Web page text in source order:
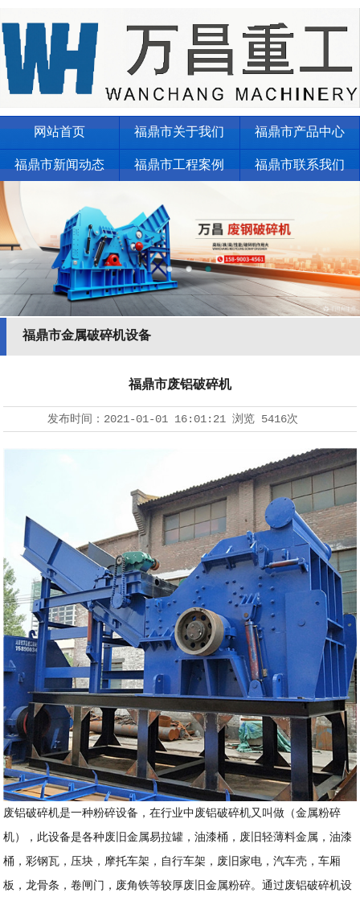
网站首页 福鼎市关于我们 福鼎市产品中心
福鼎市新闻动态 福鼎市工程案例 福鼎市联系我们
福鼎市金属破碎机设备
福鼎市废铝破碎机
发布时间： 2021-01-01 16:01:21浏览 5416次
废铝破碎机是一种粉碎设备，在行业中废铝破碎机又叫做（金属粉碎
机），此设备是各种废旧金属易拉罐，油漆桶，废旧轻薄料金属，油漆
桶，彩钢瓦，压块，摩托车架，自行车架，废旧家电，汽车壳，车厢
板，龙骨条，卷闸门，废角铁等较厚废旧金属粉碎。通过废铝破碎机设